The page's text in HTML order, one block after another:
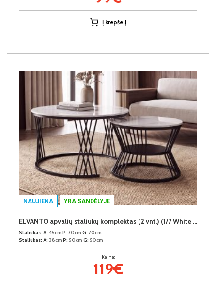
Į krepšelį
NAUJIENA YRA SANDĖLYJE
ELVANTO apvalių staliukų komplektas (2 vnt.) (1/7 White Marble Gloss)
Staliukas: A: 45cm P: 70cm G: 70cm
Staliukas: A: 38cm P: 50cm G: 50cm
Kaina:
119€